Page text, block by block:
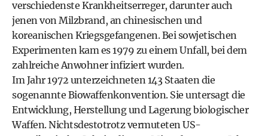
verschiedenste Krankheitserreger, darunter auch
jenen von Milzbrand, an chinesischen und
koreanischen Kriegsgefangenen. Bei sowjetischen
Experimenten kam es 1979 zu einem Unfall, bei dem
zahlreiche Anwohner infiziert wurden.
Im Jahr 1972 unterzeichneten 143 Staaten die
sogenannte Biowaffenkonvention. Sie untersagt die
Entwicklung, Herstellung und Lagerung biologischer
Waffen. Nichtsdestotrotz vermuteten US-